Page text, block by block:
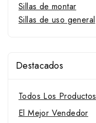
Sillas de montar
Sillas de uso general
Destacados
Todos Los Productos
El Mejor Vendedor